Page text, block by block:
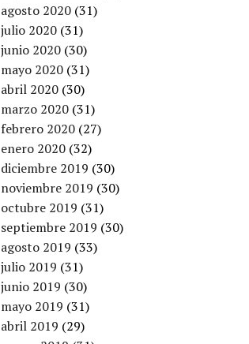
agosto 2020 (31)
julio 2020 (31)
junio 2020 (30)
mayo 2020 (31)
abril 2020 (30)
marzo 2020 (31)
febrero 2020 (27)
enero 2020 (32)
diciembre 2019 (30)
noviembre 2019 (30)
octubre 2019 (31)
septiembre 2019 (30)
agosto 2019 (33)
julio 2019 (31)
junio 2019 (30)
mayo 2019 (31)
abril 2019 (29)